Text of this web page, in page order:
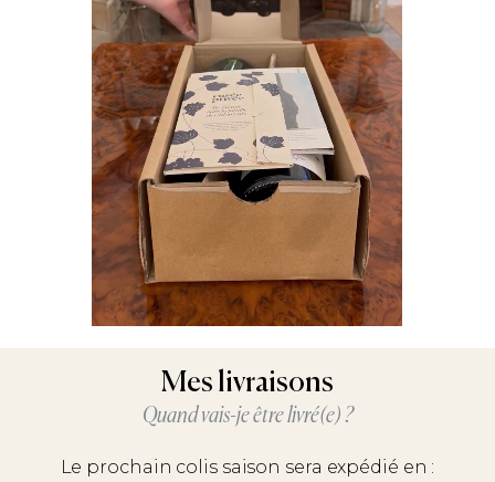
Mes livraisons
Quand vais-je être livré(e) ?
Le prochain colis saison sera expédié en :